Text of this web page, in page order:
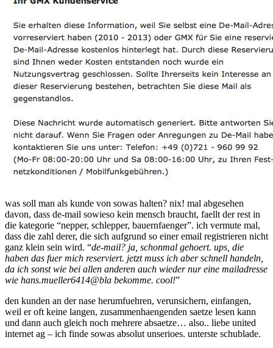
was soll man als kunde von sowas halten? nix! mal abgesehen
davon, dass de-mail sowieso kein mensch braucht, faellt der rest in
die kategorie “nepper, schlepper, bauernfaenger”. ich vermute mal,
dass die zahl derer, die sich aufgrund so einer email registrieren nicht
ganz klein sein wird. “de-mail? ja, schonmal gehoert. ups, die
haben das fuer mich reserviert. jetzt muss ich aber schnell handeln,
da ich sonst wie bei allen anderen auch wieder nur eine mailadresse
wie hans.mueller6414@bla bekomme. cool!”
den kunden an der nase herumfuehren, verunsichern, einfangen,
weil er oft keine langen, zusammenhaengenden saetze lesen kann
und dann auch gleich noch mehrere absaetze… also.. liebe united
internet ag – ich finde sowas absolut unserioes. unterste schublade.